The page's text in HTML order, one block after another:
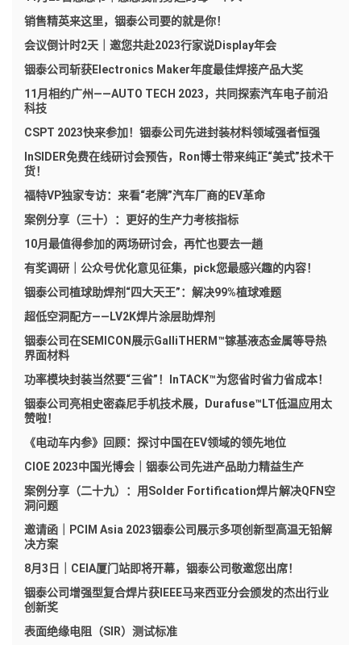
销售精英来这里，铟泰公司要的就是你！
会议倒计时2天｜邀您共赴2023行家说Display年会
铟泰公司斩获Electronics Maker年度最佳焊接产品大奖
11月相约广州——AUTO TECH 2023，共同探索汽车电子前沿
科技
CSPT 2023快来参加！铟泰公司先进封装材料领域强者恒强
InSIDER免费在线研讨会预告，Ron博士带来纯正“美式”技术干
货！
福特VP独家专访：来看“老牌”汽车厂商的EV革命
案例分享（三十）：更好的生产力考核指标
10月最值得参加的两场研讨会，再忙也要去一趟
有奖调研｜公众号优化意见征集，pick您最感兴趣的内容！
铟泰公司植球助焊剂“四大天王”：解决99%植球难题
超低空洞配方——LV2K焊片涂层助焊剂
铟泰公司在SEMICON展示GalliTHERM™镓基液态金属等导热
界面材料
功率模块封装当然要“三省”！InTACK™为您省时省力省成本！
铟泰公司亮相史密森尼手机技术展，Durafuse™LT低温应用太
赞啦！
《电动车内参》回顾：探讨中国在EV领域的领先地位
CIOE 2023中国光博会｜铟泰公司先进产品助力精益生产
案例分享（二十九）：用Solder Fortification焊片解决QFN空
洞问题
邀请函｜PCIM Asia 2023铟泰公司展示多项创新型高温无铅解
决方案
8月3日｜CEIA厦门站即将开幕，铟泰公司敬邀您出席！
铟泰公司增强型复合焊片获IEEE马来西亚分会颁发的杰出行业
创新奖
表面绝缘电阻（SIR）测试标准